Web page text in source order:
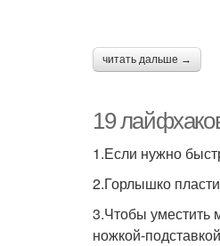
читать дальше →
19
1.Если нужно
2.Горлышко
3.Чтобы уместить
ножкой-